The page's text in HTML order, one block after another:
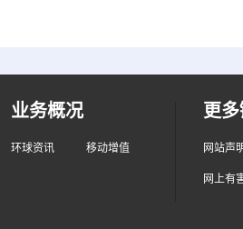
业务概况
环球资讯 移动增值
更
网站声
网上有